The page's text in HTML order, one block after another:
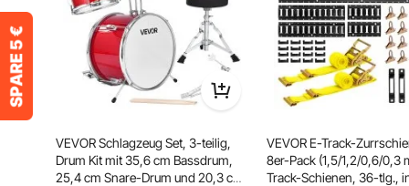
VEVOR Schlagzeug Set, 3-teilig,
Drum Kit mit 35,6 cm Bassdrum,
25,4 cm Snare-Drum und 20,3 cm
VEVOR E-Track-
8er-Pack (1,5/1,2/0,6/0,3
Track-Schienen, 36-tlg.,